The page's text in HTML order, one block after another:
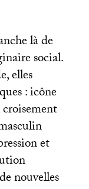
là de
social.
elles
: icône
et
nouvelles